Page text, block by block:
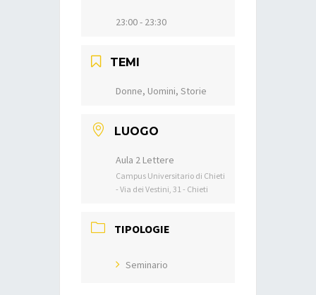
23:00 - 23:30
TEMI
Donne, Uomini, Storie
LUOGO
Aula 2 Lettere
Campus Universitario di Chieti
- Via dei Vestini, 31 - Chieti
TIPOLOGIE
Seminario